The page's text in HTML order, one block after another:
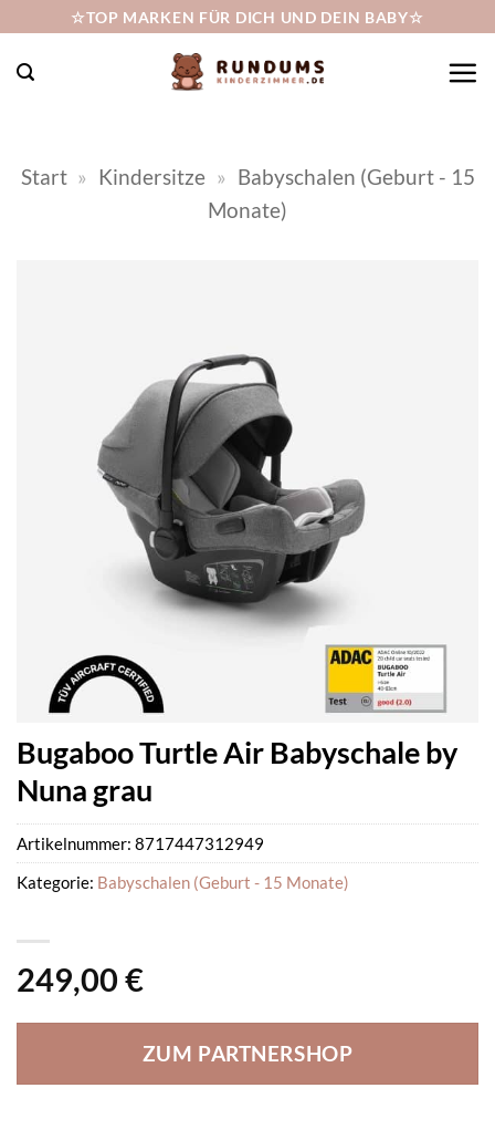
springen
☆TOP MARKEN FÜR DICH UND DEIN BABY☆
Start » Kindersitze » Babyschalen (Geburt - 15
Monate)
Bugaboo Turtle Air Babyschale by
Nuna grau
249,00 €
ZUM PARTNERSHOP
Artikelnummer: 8717447312949
Kategorie: Babyschalen (Geburt - 15 Monate)